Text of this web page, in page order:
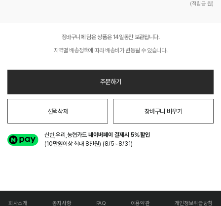
(적립금 원)
장바구니에 담은 상품은 14일동안 보관됩니다.
지역별 배송정책에 따라 배송비가 변동될 수 있습니다.
주문하기
선택삭제 장바구니 비우기
신한,우리,농협카드네이버페이 결제시 5%할인
(10만원이상 최대 8천원) (8/5~8/31)
회사소개 공지사항 FAQ 이용약관 개인정보취급방침